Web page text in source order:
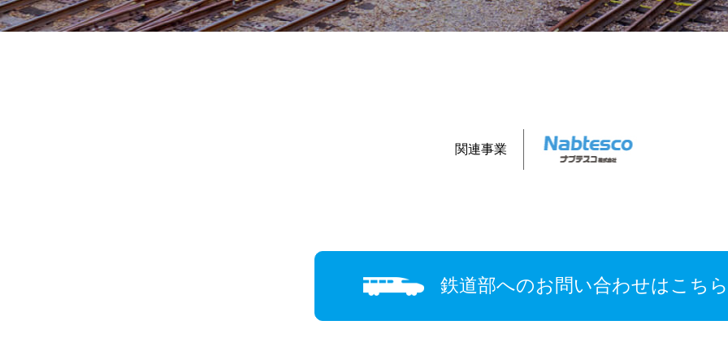
関連事業
鉄道部へのお問い合わせはこちら